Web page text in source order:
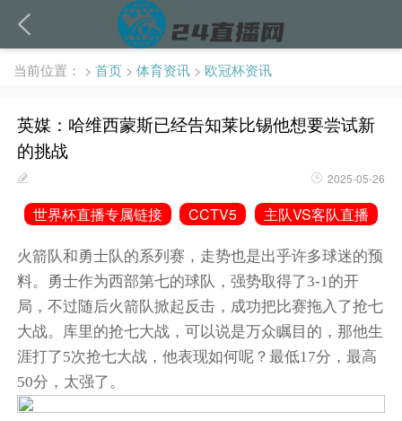
当前位置： > 首页 > 体育资讯 > 欧冠杯资讯
英媒：哈维西蒙斯已经告知莱比锡他想要尝试新
的挑战
2025-05-26
世界杯直播专属链接 CCTV5 主队VS客队直播
火箭队和勇士队的系列赛，走势也是出乎许多球迷的预
料。勇士作为西部第七的球队，强势取得了3-1的开
局，不过随后火箭队掀起反击，成功把比赛拖入了抢七
大战。库里的抢七大战，可以说是万众瞩目的，那他生
涯打了5次抢七大战，他表现如何呢？最低17分，最高
50分，太强了。